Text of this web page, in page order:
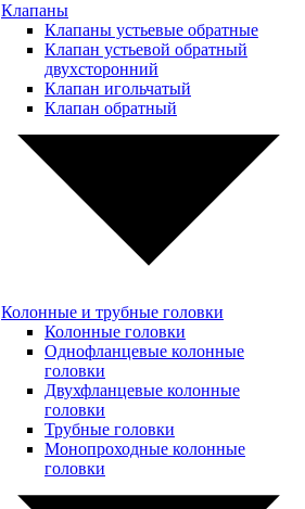
Клапаны
Клапаны устьевые обратные
Клапан устьевой обратный
двухсторонний
Клапан игольчатый
Клапан обратный
Колонные и трубные головки
Колонные головки
Однофланцевые колонные
головки
Двухфланцевые колонные
головки
Трубные головки
Монопроходные колонные
головки